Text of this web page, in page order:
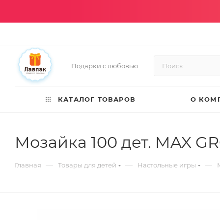
Подарки с любовью
КАТАЛОГ ТОВАРОВ О
Мозайка 100 дет. MAX
Главная — Товары для детей — Настольные игры —